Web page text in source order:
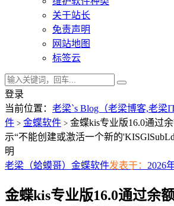
关于站长
免责声明
网站地图
标签云
登录
当前位置： 老梁`s Blog（老梁博客,老梁
件 > 金蝶软件 > 金蝶kis专业版16.0通过
示“不能创建或激活一个新的
明
老梁（蛤蟆哥） 金蝶软件发表于： 2026
金蝶kis专业版16.0通过余